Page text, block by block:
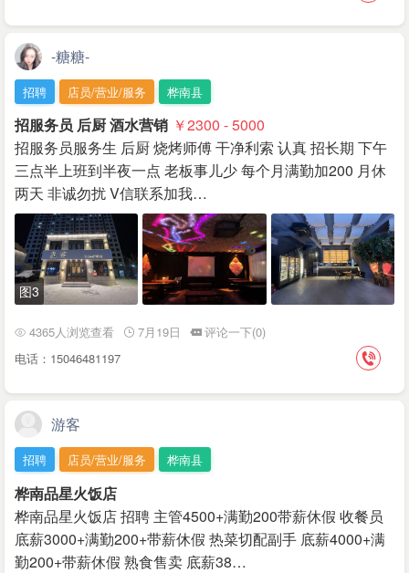
-糖糖-
招聘 店员/营业/服务 桦南县
招服务员 后厨 酒水营销 ￥2300 - 5000
招服务员服务生 后厨 烧烤师傅 干净利索 认真 招长期 下午
三点半上班到半夜一点 老板事儿少 每个月满勤加200 月休
两天 非诚勿扰 V信联系加我…
图3
4365人浏览查看 7月19日
评论一下(0)
电话：15046481197
游客
招聘 店员/营业/服务 桦南县
桦南品星火饭店
桦南品星火饭店 招聘 主管4500+满勤200带薪休假 收餐员
底薪3000+满勤200+带薪休假 热菜切配副手 底薪4000+满
勤200+带薪休假 熟食售卖 底薪38…